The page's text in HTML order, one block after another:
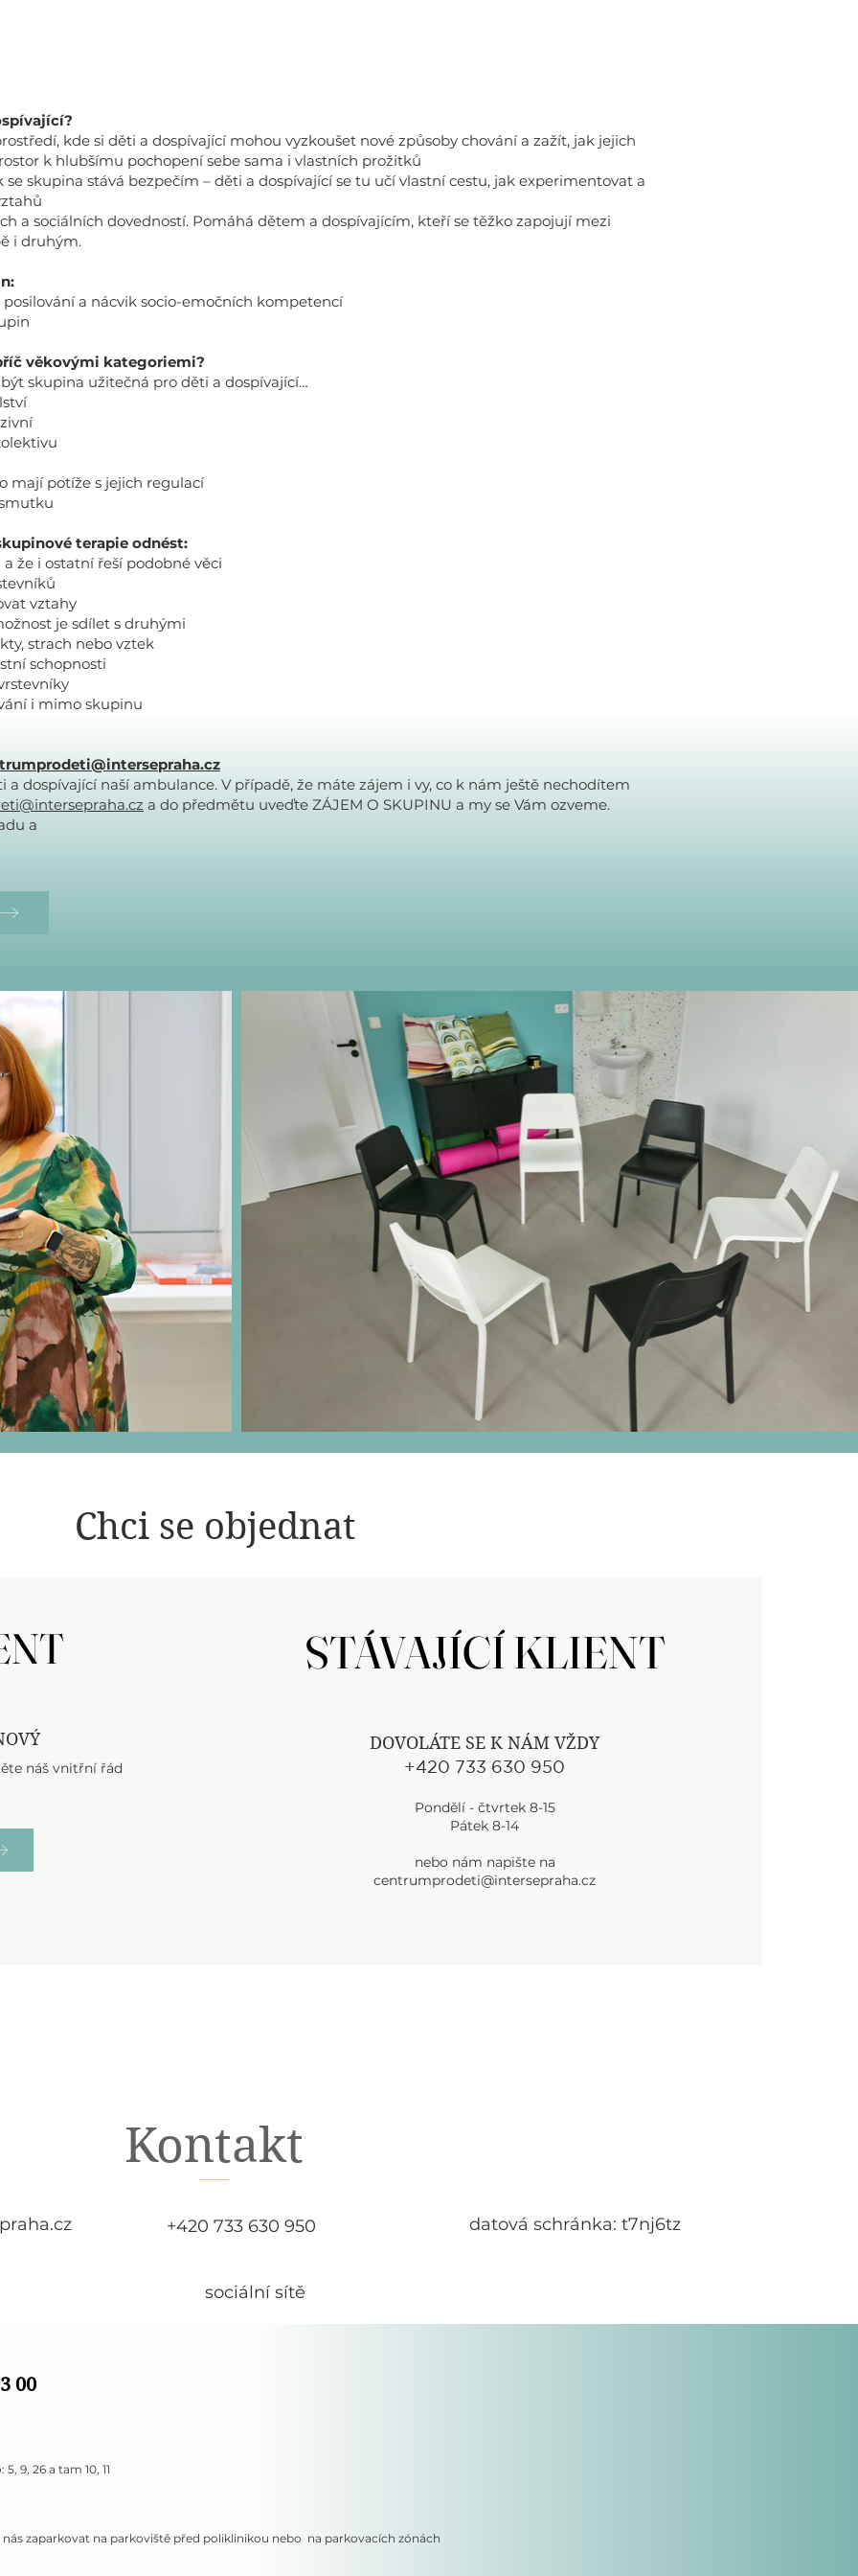
kde si děti a dospívající mohou vyzkoušet nové způsoby chování a zažít, jak jejich
k hlubšímu pochopení sebe sama i vlastních prožitků
skupina stává bezpečím – děti a dospívající se tu učí vlastní cestu, jak experimentovat a
a sociálních dovedností. Pomáhá dětem a dospívajícím, kteří se těžko zapojují mezi
i druhým.
a nácvik socio-emočních kompetencí
věkovými kategoriemi?
skupina užitečná pro děti a dospívající…
mají potíže s jejich regulací
terapie odnést:
že i ostatní řeší podobné věci
vztahy
je sdílet s druhými
strach nebo vztek
schopnosti
i mimo skupinu
dospívající naší ambulance. V případě, že máte zájem i vy, co k nám ještě nechodítem
a do předmětu uveďte ZÁJEM O SKUPINU a my se Vám ozveme.
a
náš vnitřní řád
STÁVAJÍCÍ KLIENT
STÁVAJÍCÍ KLIENT
DOVOLÁTE SE K NÁM VŽDY
+420 733 630 950
Pondělí - čtvrtek 8-15
Pátek 8-14
nebo nám napište na
centrumprodeti@intersepraha.cz
Chci se objednat
Kontakt
+420 733 630 950 datová schránka: t7nj6tz
sociální sítě
00
9, 26 a tam 10, 11
zaparkovat na parkoviště před poliklinikou nebo na parkovacích zónách